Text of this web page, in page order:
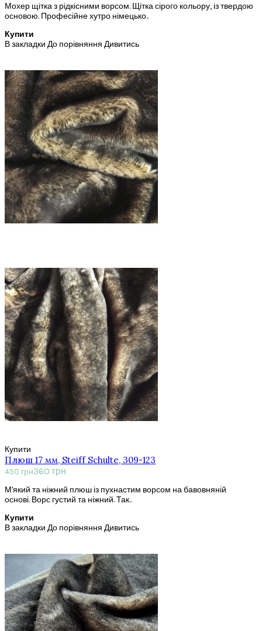
Мохер щітка з рідкісними ворсом. Щітка сірого кольору, із твердою
основою. Професійне хутро німецько..
Купити
В закладки До порівняння Дивитись
Купити
Плюш 17 мм, Steiff Schulte, 309-123
450 грн360 грн
М'який та ніжний плюш із пухнастим ворсом на бавовняній
основі. Ворс густий та ніжний. Так..
Купити
В закладки До порівняння Дивитись